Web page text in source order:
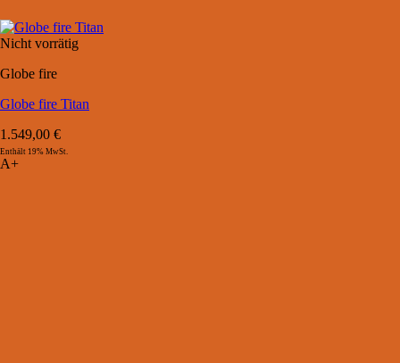
Nicht vorrätig
Globe fire
Globe fire Titan
1.549,00 €
Enthält 19% MwSt.
A+